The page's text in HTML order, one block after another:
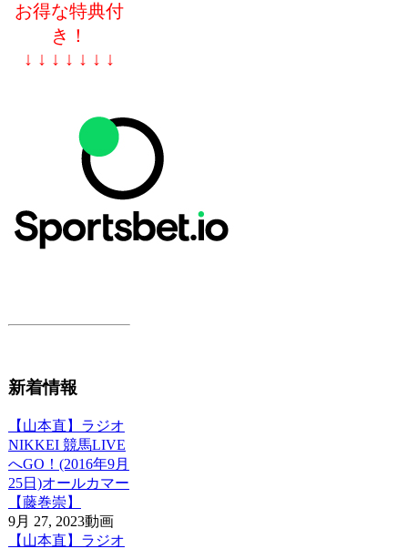
お得な特典付
き！
↓ ↓ ↓ ↓ ↓ ↓ ↓
新着情報
【山本直】ラジオ
NIKKEI 競馬LIVE
へGO！(2016年9月
25日)オールカマー
【藤巻崇】
9月 27, 2023動画
【山本直】ラジオ